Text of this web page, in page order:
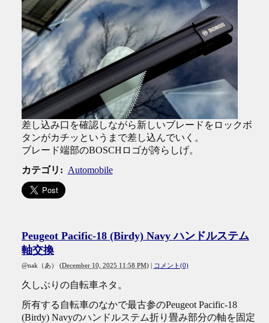
差し込み口を確認しながら新しいブレードをロックボ
タンがカチッというまで差し込んでいく。
ブレード端部のBOSCHロゴが誇らしげ。
カテゴリ : Automobile
Peugeot Pacific-18 (Birdy) Navy ハンドルステム
軸交換
@nak（あ） (December 10, 2025 11:58 PM) | コメント(0)
久しぶりの自転車ネタ。
所有する自転車のなかで最古参のPeugeot Pacific-18
(Birdy) Navyのハンドルステム折り畳み部分の軸を固定